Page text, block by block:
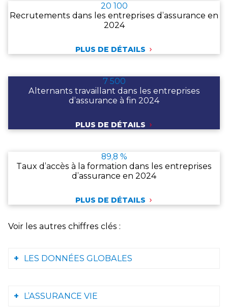
20 100
Recrutements dans les entreprises d’assurance en
2024
PLUS DE DÉTAILS
7 500
Alternants travaillant dans les entreprises
d’assurance à fin 2024
PLUS DE DÉTAILS
89,8 %
Taux d’accès à la formation dans les entreprises
d’assurance en 2024
PLUS DE DÉTAILS
Voir les autres chiffres clés :
LES DONNÉES GLOBALES
L’ASSURANCE VIE